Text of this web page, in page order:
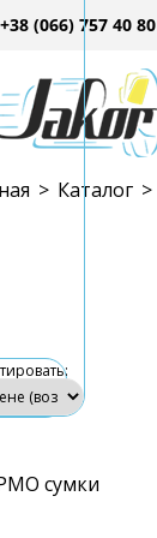
+38 (066) 757 40 80
> Каталог >
сумки